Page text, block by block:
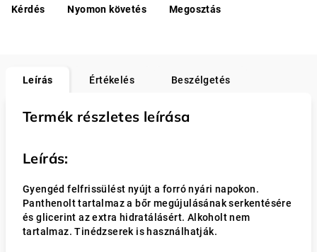
Kérdés Nyomon követés Megosztás
Leírás Értékelés Beszélgetés
Termék részletes leírása
Leírás:
Gyengéd felfrissülést nyújt a forró nyári napokon.
Panthenolt tartalmaz a bőr megújulásának serkentésére
és glicerint az extra hidratálásért. Alkoholt nem
tartalmaz. Tinédzserek is használhatják.